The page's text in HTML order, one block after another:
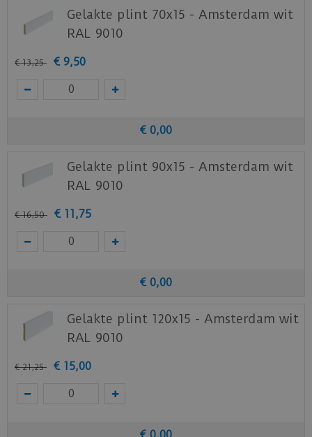
Gelakte plint 70x15 - Amsterdam wit
RAL 9010
€ 13,25 € 9,50
€ 0,00
Gelakte plint 90x15 - Amsterdam wit
RAL 9010
€ 16,50 € 11,75
€ 0,00
Gelakte plint 120x15 - Amsterdam wit
RAL 9010
€ 21,25 € 15,00
€ 0,00